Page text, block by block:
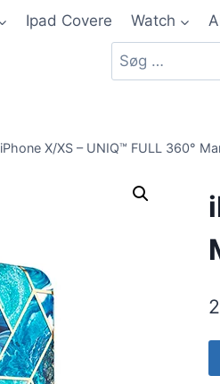
Ipad Covere Watch
iPhone X/XS – UNIQ™ FULL 360°